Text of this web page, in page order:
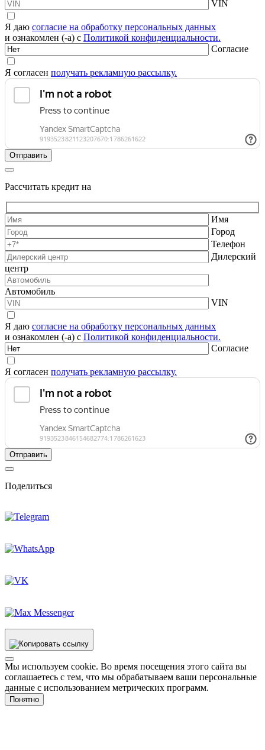
VIN
Я даю согласие на обработку персональных данных
и ознакомлен (-а) с Политикой конфиденциальности.
Согласие
Я согласен получать рекламную рассылку.
Рассчитать кредит на
Имя
Город
Телефон
Дилерский
центр
Автомобиль
VIN
Я даю согласие на обработку персональных данных
и ознакомлен (-а) с Политикой конфиденциальности.
Согласие
Я согласен получать рекламную рассылку.
Поделиться
Мы используем cookie. Во время посещения этого сайта вы
соглашаетесь с тем, что мы обрабатываем ваши персональные
данные с использованием метрических программ.
Понятно